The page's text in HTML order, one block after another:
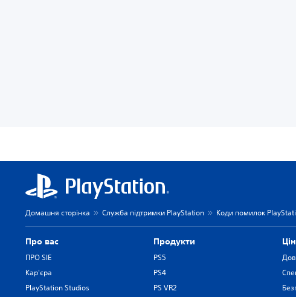
Домашня сторінка Служба підтримки PlayStation Коди помилок
Про вас
ПРО SIE
Кар'єра
PlayStation Studios
Продукти
PS5
PS4
PS VR2